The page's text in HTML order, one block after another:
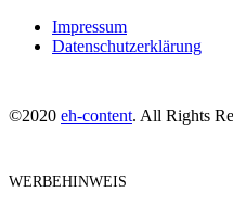
Impressum
Datenschutzerklärung
©2020 eh-content. All Rights
WERBEHINWEIS